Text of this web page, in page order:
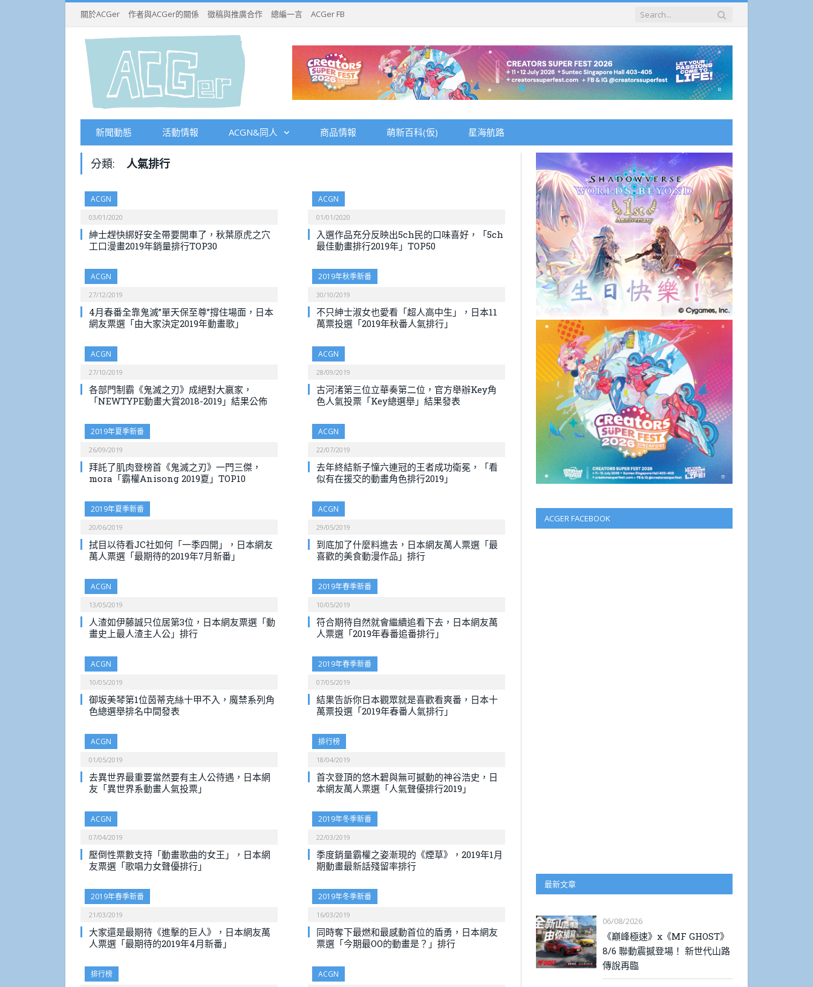
關於ACGer 作者與ACGer的關係 徵稿與推廣合作 總編一言 ACGer FB
新聞動態 活動情報 ACGN&同人 商品情報 萌新百科(仮) 星海航路
分類: 人氣排行
ACGN
03/01/2020
紳士趕快綁好安全帶要開車了，秋葉原虎之穴
工口漫畫2019年銷量排行TOP30
ACGN
01/01/2020
入選作品充分反映出5ch民的口味喜好，「5ch
最佳動畫排行2019年」TOP50
ACGN
27/12/2019
4月春番全靠鬼滅”單天保至尊”撐住場面，日本
網友票選「由大家決定2019年動畫歌」
2019年秋季新番
30/10/2019
不只紳士淑女也愛看「超人高中生」，日本11
萬票投選「2019年秋番人氣排行」
ACGN
27/10/2019
各部門制霸《鬼滅之刃》成絕對大嬴家，
「NEWTYPE動畫大賞2018-2019」結果公佈
ACGN
28/09/2019
古河渚第三位立華奏第二位，官方舉辦Key角
色人氣投票「Key總選舉」結果發表
2019年夏季新番
26/09/2019
拜託了肌肉登榜首《鬼滅之刃》一門三傑，
mora「霸權Anisong 2019夏」TOP10
ACGN
22/07/2019
去年終結新子憧六連冠的王者成功衛冕，「看
似有在援交的動畫角色排行2019」
2019年夏季新番
20/06/2019
拭目以待看JC社如何「一季四開」，日本網友
萬人票選「最期待的2019年7月新番」
ACGN
29/05/2019
到底加了什麼料進去，日本網友萬人票選「最
喜歡的美食動漫作品」排行
ACGN
13/05/2019
人渣如伊藤誠只位居第3位，日本網友票選「動
畫史上最人渣主人公」排行
2019年春季新番
10/05/2019
符合期待自然就會繼續追看下去，日本網友萬
人票選「2019年春番追番排行」
ACGN
10/05/2019
御坂美琴第1位茵蒂克絲十甲不入，魔禁系列角
色總選舉排名中間發表
2019年春季新番
07/05/2019
結果告訴你日本觀眾就是喜歡看爽番，日本十
萬票投選「2019年春番人氣排行」
ACGN
01/05/2019
去異世界最重要當然要有主人公待遇，日本網
友「異世界系動畫人氣投票」
排行榜
18/04/2019
首次登頂的悠木碧與無可撼動的神谷浩史，日
本網友萬人票選「人氣聲優排行2019」
ACGN
07/04/2019
壓倒性票數支持「動畫歌曲的女王」，日本網
友票選「歌唱力女聲優排行」
2019年冬季新番
22/03/2019
季度銷量霸權之姿漸現的《煙草》，2019年1月
期動畫最新話殘留率排行
2019年春季新番
21/03/2019
大家還是最期待《進擊的巨人》，日本網友萬
人票選「最期待的2019年4月新番」
2019年冬季新番
16/03/2019
同時奪下最燃和最感動首位的盾勇，日本網友
票選「今期最OO的動畫是？」排行
排行榜 ACGN
ACGER FACEBOOK
最新文章
06/08/2026
《巔峰極速》x《MF GHOST》
8/6 聯動震撼登場！ 新世代山路
傳說再臨